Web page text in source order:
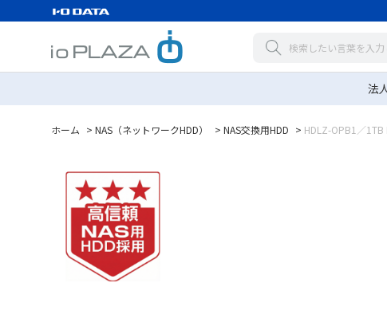
法
ホーム > NAS（ネットワークHDD） > NAS交換用HDD > HDLZ-OPB1／1TB